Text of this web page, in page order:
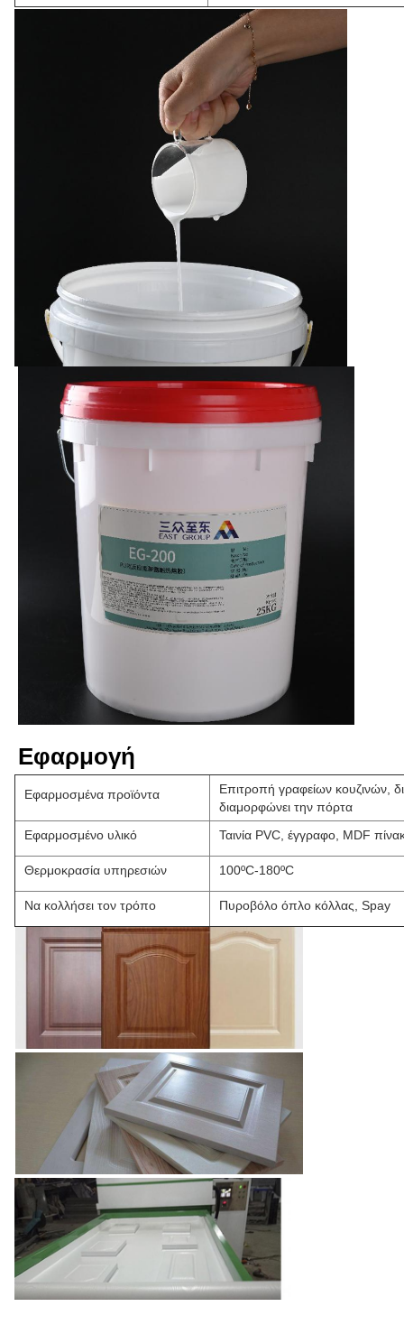
Εφαρμογή
Εφαρμοσμένα προϊόντα
Επιτροπή γραφείων κουζινών,
διαμορφώνει την πόρτα
Εφαρμοσμένο υλικό
Ταινία PVC, έγγραφο, MDF
Θερμοκρασία υπηρεσιών 100ºC-180ºC
Να κολλήσει τον τρόπο Πυροβόλο όπλο κόλλας, Spay